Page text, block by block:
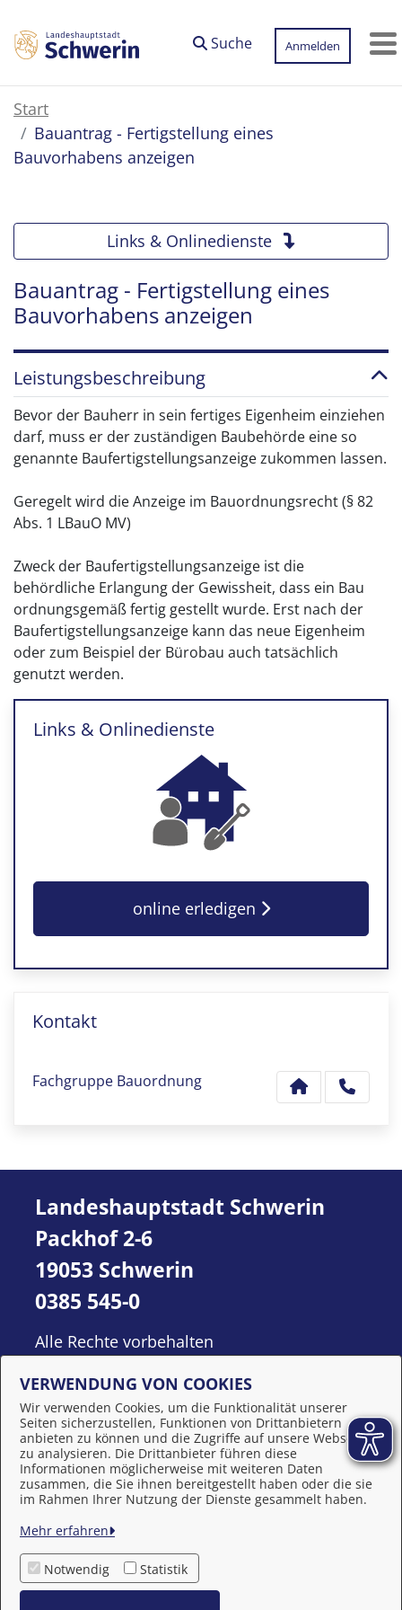
Suche
Anmelden
Start
Bauantrag - Fertigstellung eines
Bauvorhabens anzeigen
Links & Onlinedienste
Bauantrag - Fertigstellung eines
Bauvorhabens anzeigen
Leistungsbeschreibung
Bevor der Bauherr in sein fertiges Eigenheim einziehen
darf, muss er der zuständigen Baubehörde eine so
genannte Baufertigstellungsanzeige zukommen lassen.
Geregelt wird die Anzeige im Bauordnungsrecht (§ 82
Abs. 1 LBauO MV)
Zweck der Baufertigstellungsanzeige ist die
behördliche Erlangung der Gewissheit, dass ein Bau
ordnungsgemäß fertig gestellt wurde. Erst nach der
Baufertigstellungsanzeige kann das neue Eigenheim
oder zum Beispiel der Bürobau auch tatsächlich
genutzt werden.
Links & Onlinedienste
online erledigen
Kontakt
Fachgruppe Bauordnung
Behördennummer 115
Landeshauptstadt Schwerin
Packhof 2-6
19053 Schwerin
0385 545-0
Alle Rechte vorbehalten
Impressum
Datenschutzerklärung
VERWENDUNG VON COOKIES
Wir verwenden Cookies, um die Funktionalität unserer
Seiten sicherzustellen, Funktionen von Drittanbietern
anbieten zu können und die Zugriffe auf unsere Webseite
zu analysieren. Die Drittanbieter führen diese
Informationen möglicherweise mit weiteren Daten
zusammen, die Sie ihnen bereitgestellt haben oder die sie
im Rahmen Ihrer Nutzung der Dienste gesammelt haben.
Mehr erfahren
Notwendig Statistik